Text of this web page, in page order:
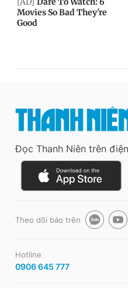
Đọc Thanh Niên trên
Theo dõi báo trên
Hotline
0906 645 777